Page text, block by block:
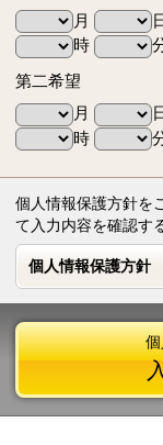
月
時
第二希望
月
時
個人情報保護方針を
て入力内容を確認す
個人情報保護方針
個人情報保護方針